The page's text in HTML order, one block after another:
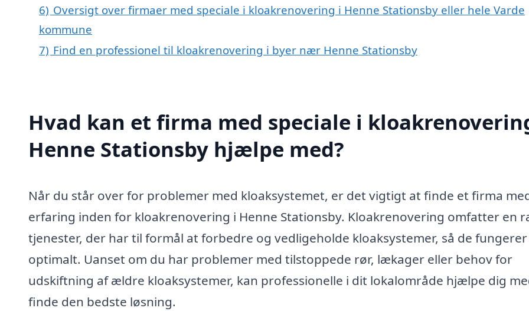
6) Oversigt over firmaer med speciale i kloakrenovering i Henne Stationsby eller hele Varde
kommune
7) Find en professionel til kloakrenovering i byer nær Henne Stationsby
Hvad kan et firma med speciale i
Henne Stationsby hjælpe med?
Når du står over for problemer med kloaksystemet, er det vigtigt at finde et firma
erfaring inden for kloakrenovering i Henne Stationsby. Kloakrenovering omfatter en
tjenester, der har til formål at forbedre og vedligeholde kloaksystemer, så de fungerer
optimalt. Uanset om du har problemer med tilstoppede rør, lækager eller behov for
udskiftning af ældre kloaksystemer, kan professionelle i dit lokalområde hjælpe dig
finde den bedste løsning.